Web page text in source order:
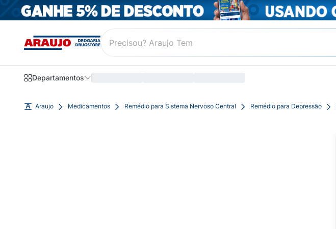
Departamentos
Araujo Medicamentos Remédio para Sistema Nervoso Central Remédio para Depressão